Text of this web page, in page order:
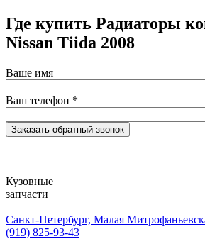
Где купить Радиаторы
Nissan Tiida 2008
Ваше имя
Ваш телефон *
Кузовные
запчасти
Санкт-Петербург, Малая
(919) 825-93-43